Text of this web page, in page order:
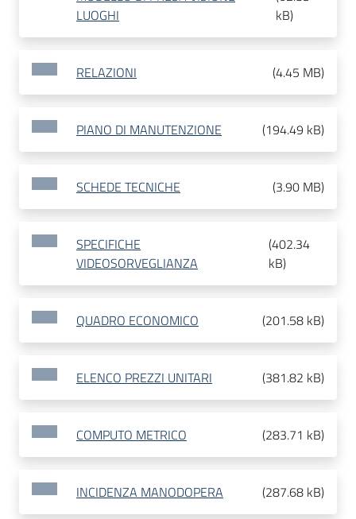
LUOGHI
kB)
RELAZIONI (4.45 MB)
PIANO DI MANUTENZIONE (194.49 kB)
SCHEDE TECNICHE (3.90 MB)
SPECIFICHE
VIDEOSORVEGLIANZA
(402.34
kB)
QUADRO ECONOMICO (201.58 kB)
ELENCO PREZZI UNITARI (381.82 kB)
COMPUTO METRICO (283.71 kB)
INCIDENZA MANODOPERA (287.68 kB)